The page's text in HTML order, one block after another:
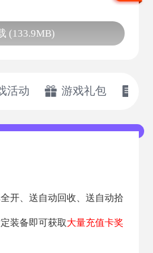
(133.9MB)
活动 游戏礼包
开、送自动回收、送自动拾
装备即可获取大量充值卡奖